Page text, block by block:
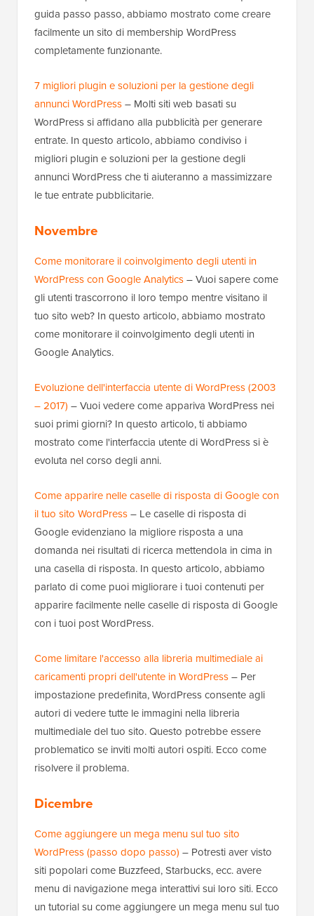
guida passo passo, abbiamo mostrato come creare
facilmente un sito di membership WordPress
completamente funzionante.
7 migliori plugin e soluzioni per la gestione degli
annunci WordPress– Molti siti web basati su
WordPress si affidano alla pubblicità per generare
entrate. In questo articolo, abbiamo condiviso i
migliori plugin e soluzioni per la gestione degli
annunci WordPress che ti aiuteranno a massimizzare
le tue entrate pubblicitarie.
Novembre
Come monitorare il coinvolgimento degli utenti in
WordPress con Google Analytics– Vuoi sapere come
gli utenti trascorrono il loro tempo mentre visitano il
tuo sito web? In questo articolo, abbiamo mostrato
come monitorare il coinvolgimento degli utenti in
Google Analytics.
Evoluzione dell'interfaccia utente di WordPress (2003
– 2017) – Vuoi vedere come appariva WordPress nei
suoi primi giorni? In questo articolo, ti abbiamo
mostrato come l'interfaccia utente di WordPress si è
evoluta nel corso degli anni.
Come apparire nelle caselle di risposta di Google con
il tuo sito WordPress– Le caselle di risposta di
Google evidenziano la migliore risposta a una
domanda nei risultati di ricerca mettendola in cima in
una casella di risposta. In questo articolo, abbiamo
parlato di come puoi migliorare i tuoi contenuti per
apparire facilmente nelle caselle di risposta di Google
con i tuoi post WordPress.
Come limitare l'accesso alla libreria multimediale ai
caricamenti propri dell'utente in WordPress– Per
impostazione predefinita, WordPress consente agli
autori di vedere tutte le immagini nella libreria
multimediale del tuo sito. Questo potrebbe essere
problematico se inviti molti autori ospiti. Ecco come
risolvere il problema.
Dicembre
Come aggiungere un mega menu sul tuo sito
WordPress (passo dopo passo) – Potresti aver visto
siti popolari come Buzzfeed, Starbucks, ecc. avere
menu di navigazione mega interattivi sui loro siti. Ecco
un tutorial su come aggiungere un mega menu sul tuo